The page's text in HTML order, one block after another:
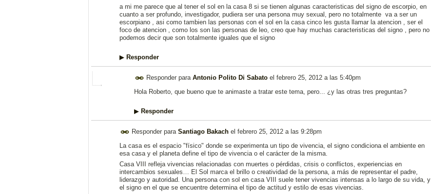
a mi me parece que al tener el sol en la casa 8 si se tienen algunas caracteristicas del signo de escorpio, en
cuanto a ser profundo, investigador, pudiera ser una persona muy sexual, pero no totalmente va a ser un
escorpiano , asi como tambien las personas con el sol en la casa cinco les gusta llamar la atencion , ser el
foco de atencion , como los son las personas de leo, creo que hay muchas caracteristicas del signo , pero no
podemos decir que son totalmente iguales que el signo
▶ Responder
Responder para Antonio Polito Di Sabato el febrero 25, 2012 a las 5:40pm
Hola Roberto, que bueno que te animaste a tratar este tema, pero... ¿y las otras tres preguntas?
▶ Responder
Responder para Santiago Bakach el febrero 25, 2012 a las 9:28pm
La casa es el espacio "físico" donde se experimenta un tipo de vivencia, el signo condiciona el ambiente en
esa casa y el planeta define el tipo de vivencia o el carácter de la misma.
Casa VIII refleja vivencias relacionadas con muertes o pérdidas, crisis o conflictos, experiencias en
intercambios sexuales… El Sol marca el brillo o creatividad de la persona, a más de representar el padre,
liderazgo y autoridad. Una persona con sol en casa VIII suele tener vivencias intensas a lo largo de su vida, y
el signo en el que se encuentre determina el tipo de actitud y estilo de esas vivencias.